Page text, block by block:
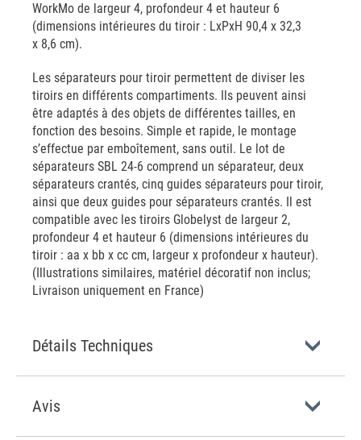
WorkMo de largeur 4, profondeur 4 et hauteur 6
(dimensions intérieures du tiroir : LxPxH 90,4 x 32,3
x 8,6 cm).
Les séparateurs pour tiroir permettent de diviser les
tiroirs en différents compartiments. Ils peuvent ainsi
être adaptés à des objets de différentes tailles, en
fonction des besoins. Simple et rapide, le montage
s’effectue par emboîtement, sans outil. Le lot de
séparateurs SBL 24-6 comprend un séparateur, deux
séparateurs crantés, cinq guides séparateurs pour tiroir,
ainsi que deux guides pour séparateurs crantés. Il est
compatible avec les tiroirs Globelyst de largeur 2,
profondeur 4 et hauteur 6 (dimensions intérieures du
tiroir : aa x bb x cc cm, largeur x profondeur x hauteur).
(Illustrations similaires, matériel décoratif non inclus;
Livraison uniquement en France)
Détails Techniques
Avis